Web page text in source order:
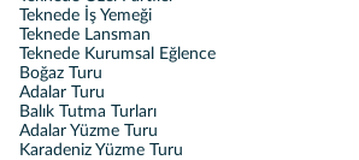
Teknede İş Yemeği
Teknede Lansman
Teknede Kurumsal Eğlence
Boğaz Turu
Adalar Turu
Balık Tutma Turları
Adalar Yüzme Turu
Karadeniz Yüzme Turu